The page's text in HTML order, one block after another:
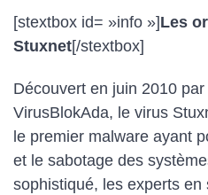
[stextbox id= »info »]Les
Stuxnet[/stextbox]
Découvert en juin 2010
VirusBlokAda, le virus
le premier malware ayant
et le sabotage des
sophistiqué, les experts